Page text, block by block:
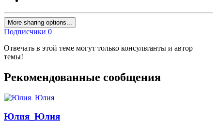
More sharing options...
Подписчики 0
Отвечать в этой теме могут только консультанты и автор
темы!
Рекомендованные сообщения
Юлия_Юлия